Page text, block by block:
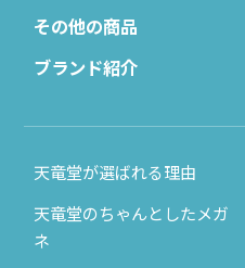
その他の商品
ブランド紹介
天竜堂が選ばれる理由
天竜堂のちゃんとしたメガ
ネ